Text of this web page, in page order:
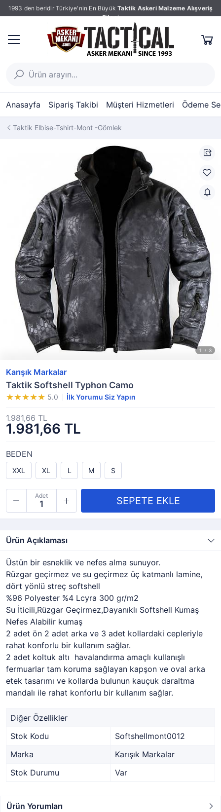
1993 den beridir Türkiye'nin En Büyük Taktik Askeri Malzeme Alışveriş
Sitesi
Anasayfa Sipariş Takibi Müşteri Hizmetleri Ödeme
Taktik Elbise-Tshirt-Mont -Gömlek
Karışık Markalar
Taktik Softshell Typhon Camo
5.0 İlk Yorumu Siz Yapın
1.981,66 TL
1.981,66 TL
BEDEN
XXL XL L M S
Adet
Ürün Açıklaması
Üstün bir esneklik ve nefes alma sunuyor.
Rüzgar geçirmez ve su geçirmez üç katmanlı lamine,
dört yönlü streç softshell
%96 Polyester %4 Lcyra 300 gr/m2
Su İticili,Rüzgar Geçirmez,Dayanıklı Softshell Kumaş
Nefes Alabilir kumaş
2 adet ön 2 adet arka ve 3 adet kollardaki cepleriyle
rahat konforlu bir kullanım sağlar.
2 adet koltuk altı havalandırma amaçlı kullanışlı
fermuarlar tam koruma sağlayan kapşon ve oval arka
etek tasarımı ve kollarda bulunun kauçuk daraltma
mandalı ile rahat konforlu bir kullanım sağlar.
Diğer Özellikler
Stok Kodu
Softshellmont0012
Marka
Karışık Markalar
Stok Durumu
Var
Ürün Yorumları